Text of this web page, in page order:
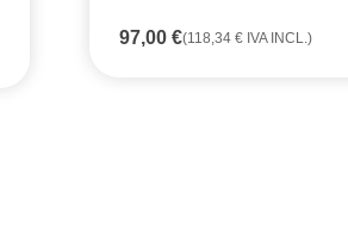
97,00 €(118,34 € IVA INCL.)